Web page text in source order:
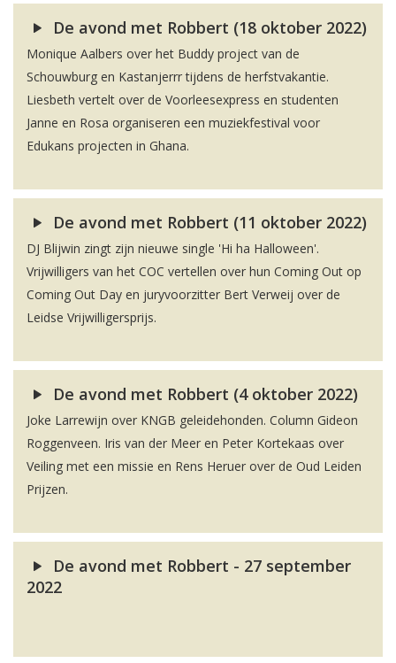
De avond met Robbert (18 oktober 2022)
Monique Aalbers over het Buddy project van de
Schouwburg en Kastanjerrr tijdens de herfstvakantie.
Liesbeth vertelt over de Voorleesexpress en studenten
Janne en Rosa organiseren een muziekfestival voor
Edukans projecten in Ghana.
De avond met Robbert (11 oktober 2022)
DJ Blijwin zingt zijn nieuwe single 'Hi ha Halloween'.
Vrijwilligers van het COC vertellen over hun Coming Out op
Coming Out Day en juryvoorzitter Bert Verweij over de
Leidse Vrijwilligersprijs.
De avond met Robbert (4 oktober 2022)
Joke Larrewijn over KNGB geleidehonden. Column Gideon
Roggenveen. Iris van der Meer en Peter Kortekaas over
Veiling met een missie en Rens Heruer over de Oud Leiden
Prijzen.
De avond met Robbert - 27 september
2022